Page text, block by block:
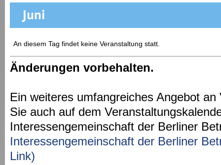
An diesem Tag findet keine Veranstaltung statt.
Änderungen vorbehalten.
Ein weiteres umfangreiches Angebot
Sie auch auf dem
Interessengemeinschaft der Berliner
Interessengemeinschaft der Berliner
Link)